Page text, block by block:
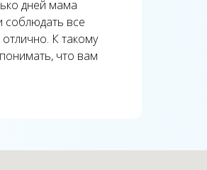
дней мама
соблюдать все
К такому
что вам